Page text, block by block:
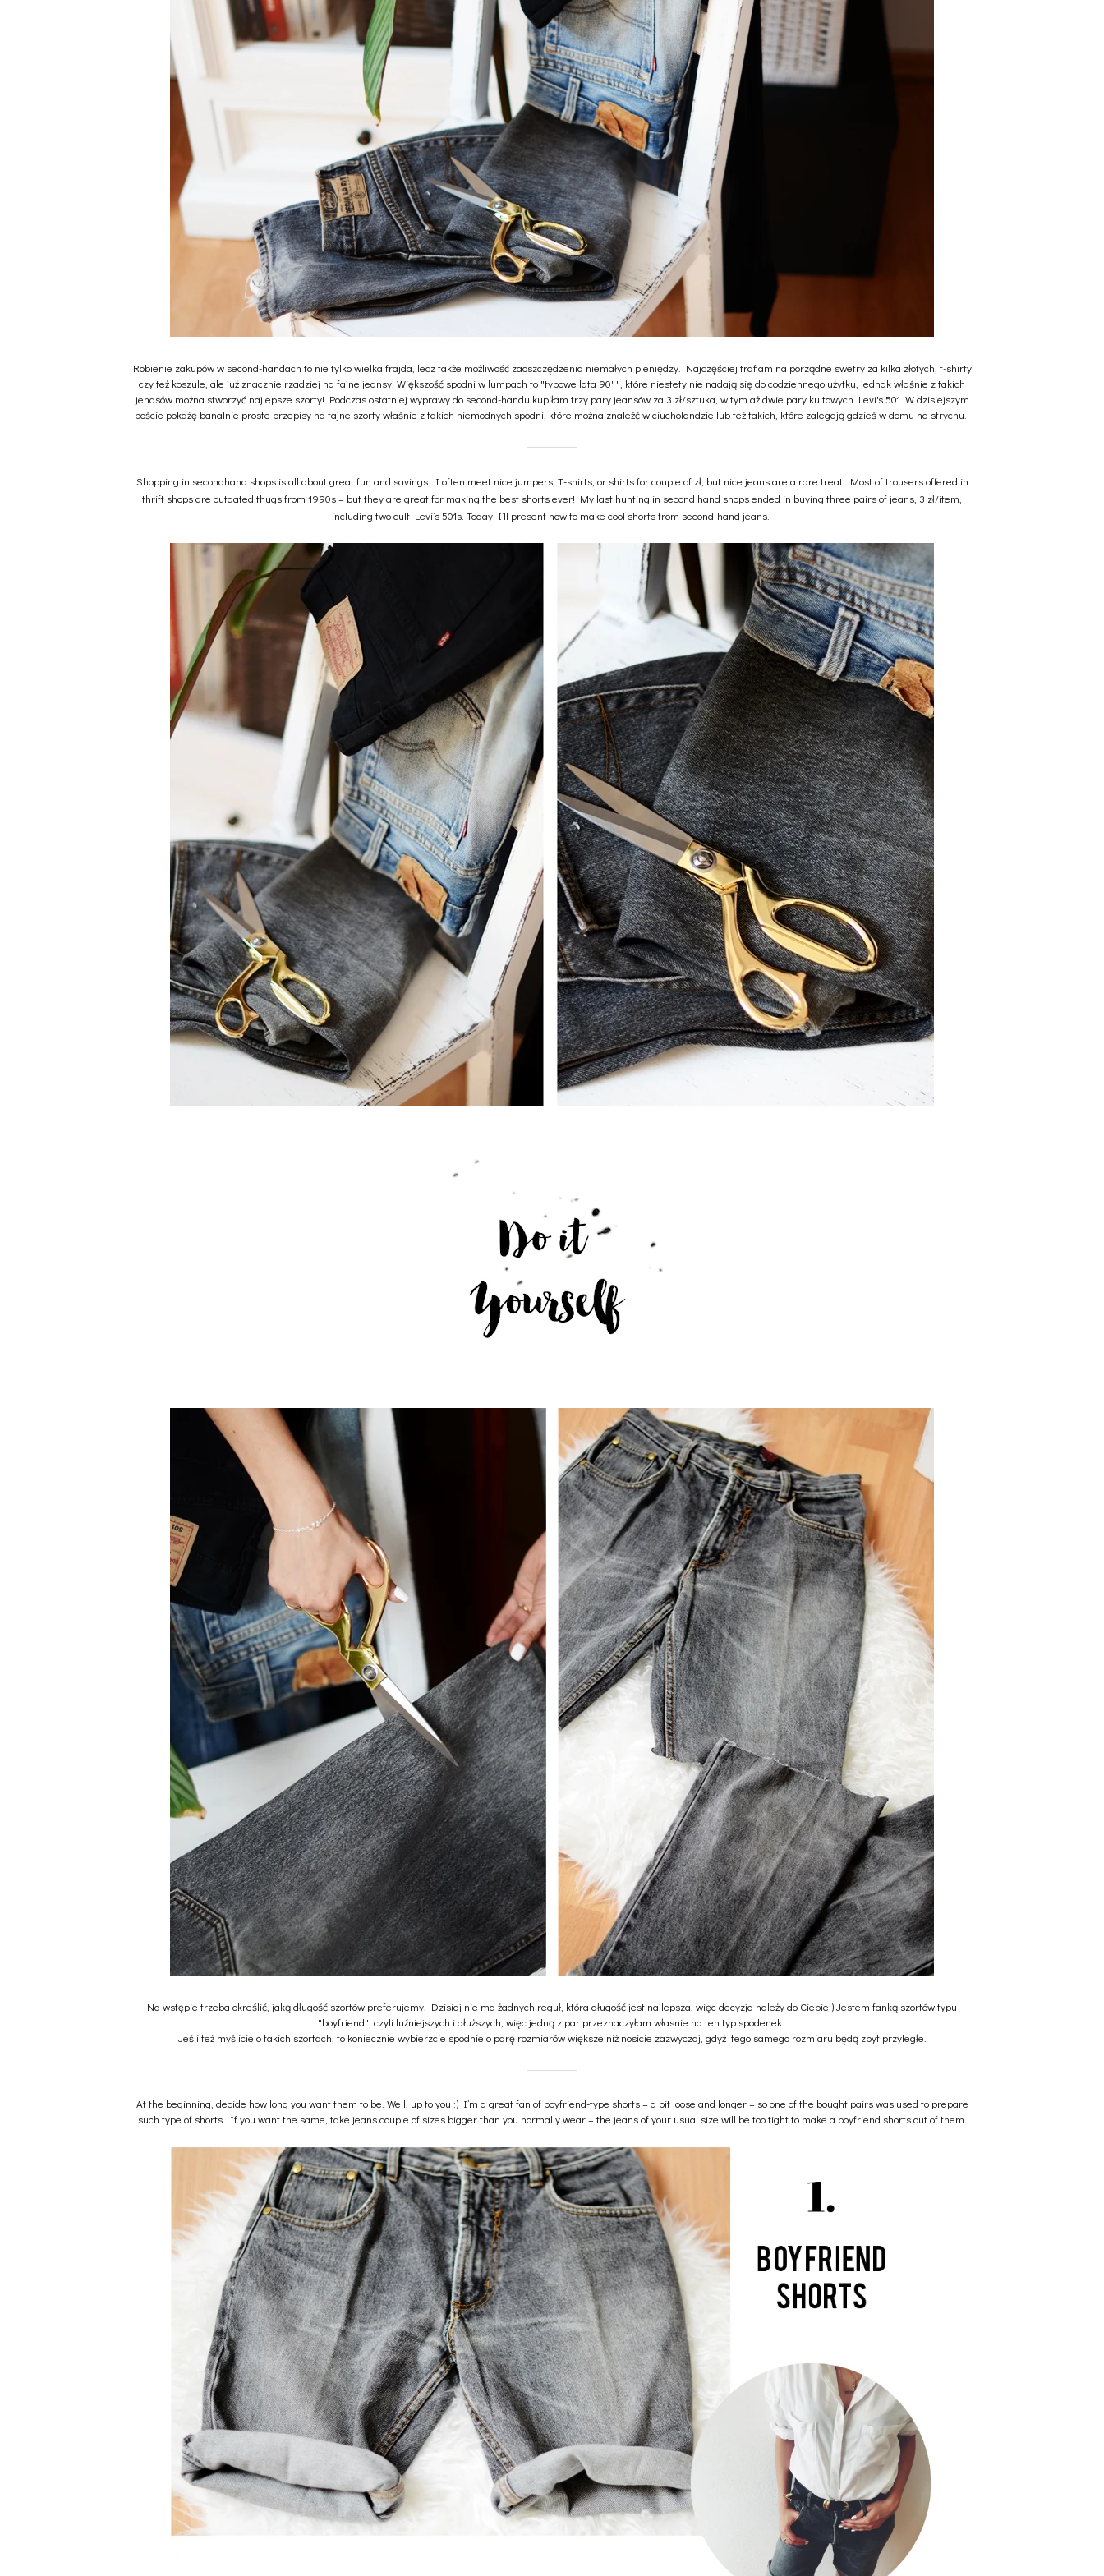
Robienie zakupów w second-handach to nie tylko wielka frajda, lecz także możliwość zaoszczędzenia niemałych pieniędzy. Najczęściej trafiam na porządne swetry za kilka złotych, t-shirty
czy też koszule, ale już znacznie rzadziej na fajne jeansy. Większość spodni w lumpach to "typowe lata 90' ", które niestety nie nadają się do codziennego użytku, jednak właśnie z takich
jenasów można stworzyć najlepsze szorty! Podczas ostatniej wyprawy do second-handu kupiłam trzy pary jeansów za 3 zł/sztuka, w tym aż dwie pary kultowych Levi's 501. W dzisiejszym
poście pokażę banalnie proste przepisy na fajne szorty właśnie z takich niemodnych spodni, które można znaleźć w ciucholandzie lub też takich, które zalegają gdzieś w domu na strychu.
Shopping in secondhand shops is all about great fun and savings. I often meet nice jumpers, T-shirts, or shirts for couple of zł; but nice jeans are a rare treat. Most of trousers offered in
thrift shops are outdated thugs from 1990s – but they are great for making the best shorts ever! My last hunting in second hand shops ended in buying three pairs of jeans, 3 zł/item,
including two cult Levi’s 501s. Today I’ll present how to make cool shorts from second-hand jeans.
Na wstępie trzeba określić, jaką długość szortów preferujemy. Dzisiaj nie ma żadnych reguł, która długość jest najlepsza, więc decyzja należy do Ciebie:) Jestem fanką szortów typu
"boyfriend", czyli luźniejszych i dłuższych, więc jedną z par przeznaczyłam własnie na ten typ spodenek.
Jeśli też myślicie o takich szortach, to koniecznie wybierzcie spodnie o parę rozmiarów większe niż nosicie zazwyczaj, gdyż tego samego rozmiaru będą zbyt przyległe.
At the beginning, decide how long you want them to be. Well, up to you :) I’m a great fan of boyfriend-type shorts – a bit loose and longer – so one of the bought pairs was used to prepare
such type of shorts. If you want the same, take jeans couple of sizes bigger than you normally wear – the jeans of your usual size will be too tight to make a boyfriend shorts out of them.